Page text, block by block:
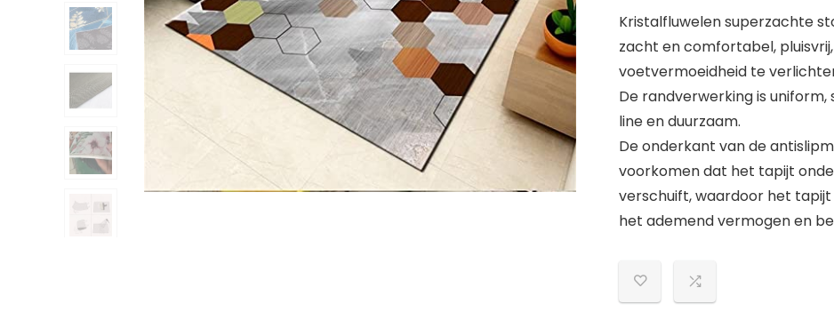
Kristalfluwelen superzachte
zacht en comfortabel,
voetvermoeidheid te
De randverwerking is
line en duurzaam.
De onderkant van de
voorkomen dat het tapijt
verschuift, waardoor het
het ademend vermogen en